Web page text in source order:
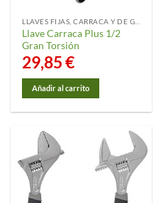
página
de
producto
Llave Carraca Plus 1/2
Gran Torsión
29,85€
Añadir al carrito